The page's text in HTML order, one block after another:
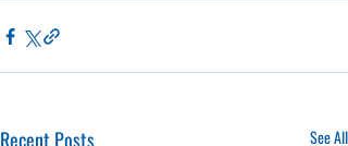
Recent Posts See All